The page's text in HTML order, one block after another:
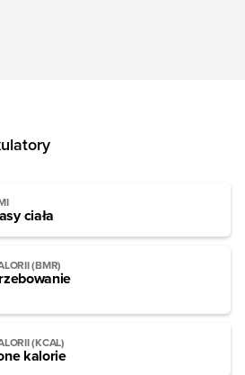
ciała
(BMR)
(KCAL)
kalorie